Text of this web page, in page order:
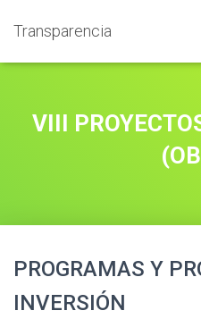
Transparencia
VIII
PROGRAMAS Y
INVERSIÓN